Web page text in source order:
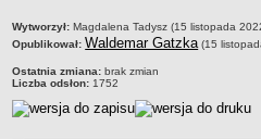
Energia elektryczna
Meteorologiczne
Rozkłady jazdy autobusów
Wodociągi - ocena jakości wody
metryczka
Wytworzył: Magdalena Tadysz (15 listopada
Opublikował: Waldemar Gatzka (15
Ostatnia zmiana: brak zmian
Liczba odsłon: 1752